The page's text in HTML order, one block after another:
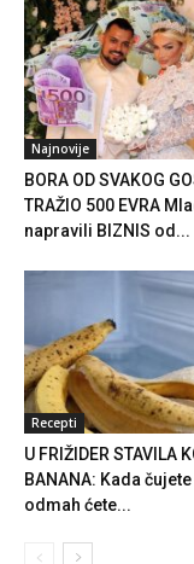
Najnovije
BORA OD SVAKOG
TRAŽIO 500 EVRA
napravili BIZNIS od...
Recepti
U FRIŽIDER STAVILA
BANANA: Kada
odmah ćete...